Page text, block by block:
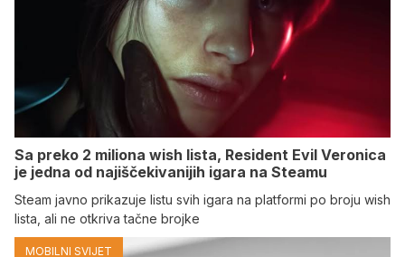
Sa preko 2 miliona wish lista, Resident Evil Veronica
je jedna od najiščekivanijih igara na Steamu
Steam javno prikazuje listu svih igara na platformi po broju wish
lista, ali ne otkriva tačne brojke
MOBILNI SVIJET